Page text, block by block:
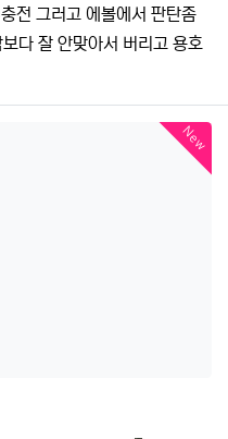
전 그러고 에볼에서 판탄좀
다 잘 안맞아서 버리고 용호
New